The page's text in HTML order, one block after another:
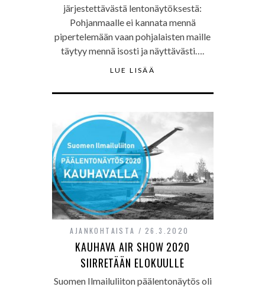
järjestettävästä lentonäytöksestä:
Pohjanmaalle ei kannata mennä
pipertelemään vaan pohjalaisten maille
täytyy mennä isosti ja näyttävästi….
LUE LISÄÄ
AJANKOHTAISTA 26.3.2020
KAUHAVA AIR SHOW 2020
SIIRRETÄÄN ELOKUULLE
Suomen Ilmailuliiton päälentonäytös oli